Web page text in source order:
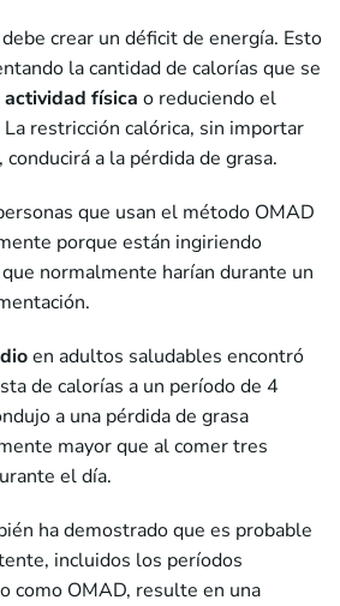
crear un déficit de energía. Esto
la cantidad de calorías que se
física o reduciendo el
restricción calórica, sin importar
a la pérdida de grasa.
que usan el método OMAD
porque están ingiriendo
normalmente harían durante un
en adultos saludables encontró
de calorías a un período de 4
a una pérdida de grasa
mayor que al comer tres
el día.
ha demostrado que es probable
incluidos los períodos
como OMAD, resulte en una